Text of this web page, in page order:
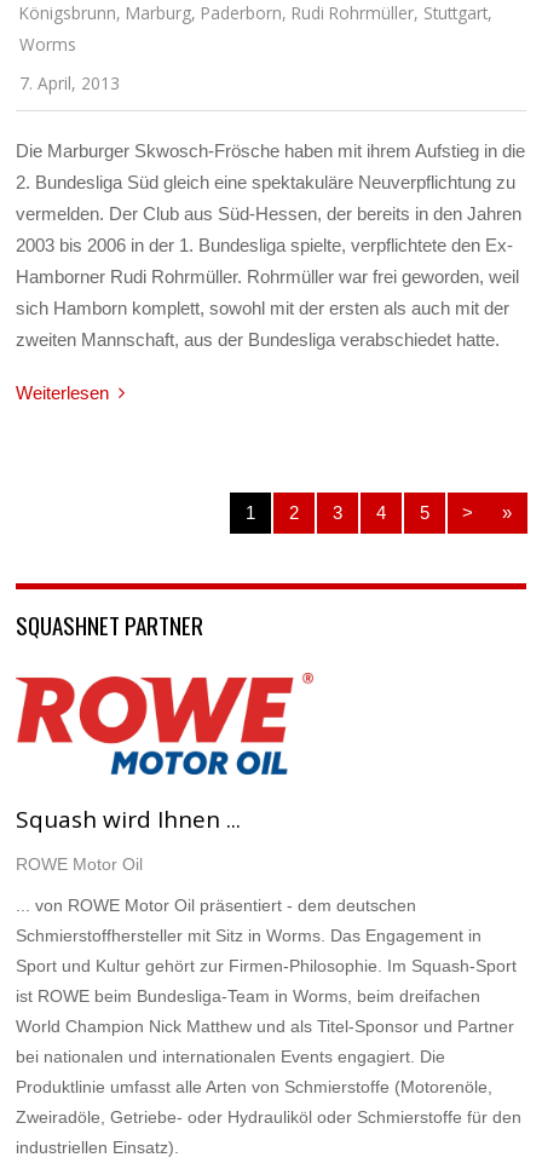
Königsbrunn, Marburg, Paderborn, Rudi Rohrmüller, Stuttgart,
Worms
7. April, 2013
Die Marburger Skwosch-Frösche haben mit ihrem Aufstieg in die
2. Bundesliga Süd gleich eine spektakuläre Neuverpflichtung zu
vermelden. Der Club aus Süd-Hessen, der bereits in den Jahren
2003 bis 2006 in der 1. Bundesliga spielte, verpflichtete den Ex-
Hamborner Rudi Rohrmüller. Rohrmüller war frei geworden, weil
sich Hamborn komplett, sowohl mit der ersten als auch mit der
zweiten Mannschaft, aus der Bundesliga verabschiedet hatte.
Weiterlesen
1 2 3 4 5 > »
SQUASHNET PARTNER
Squash wird Ihnen ...
ROWE Motor Oil
... von ROWE Motor Oil präsentiert - dem deutschen
Schmierstoffhersteller mit Sitz in Worms. Das Engagement in
Sport und Kultur gehört zur Firmen-Philosophie. Im Squash-Sport
ist ROWE beim Bundesliga-Team in Worms, beim dreifachen
World Champion Nick Matthew und als Titel-Sponsor und Partner
bei nationalen und internationalen Events engagiert. Die
Produktlinie umfasst alle Arten von Schmierstoffe (Motorenöle,
Zweiradöle, Getriebe- oder Hydrauliköl oder Schmierstoffe für den
industriellen Einsatz).